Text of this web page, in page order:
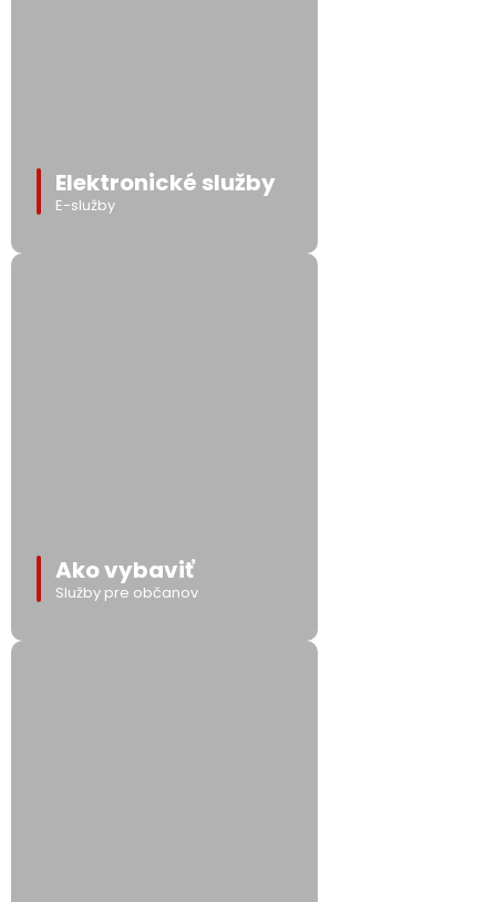
Elektronické služby
E-služby
Ako vybaviť
Služby pre občanov